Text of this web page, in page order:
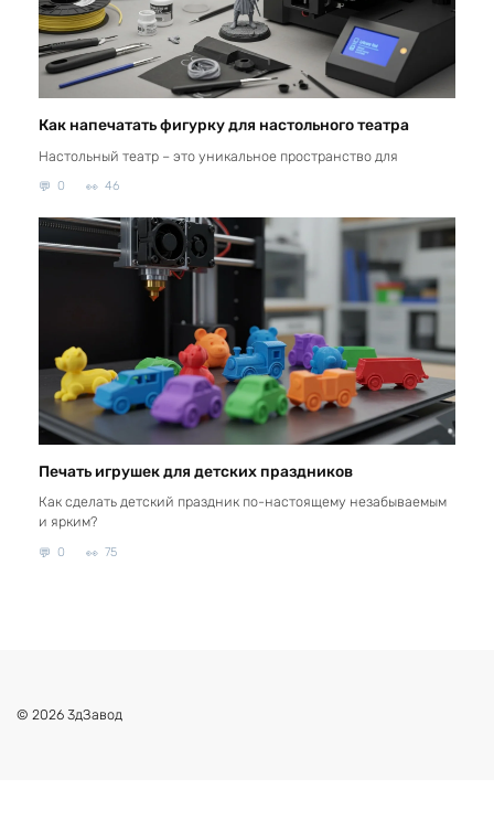
Как напечатать фигурку для настольного театра
Настольный театр – это уникальное пространство для
0 46
Печать игрушек для детских праздников
Как сделать детский праздник по-настоящему незабываемым
и ярким?
0 75
© 2026 3дЗавод